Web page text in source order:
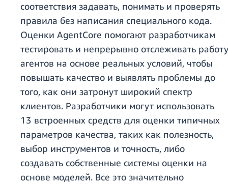
соответствия задавать, понимать и проверять
правила без написания специального кода.
Оценки AgentCore помогают разработчикам
тестировать и непрерывно отслеживать работу
агентов на основе реальных условий, чтобы
повышать качество и выявлять проблемы до
того, как они затронут широкий спектр
клиентов. Разработчики могут использовать
13 встроенных средств для оценки типичных
параметров качества, таких как полезность,
выбор инструментов и точность, либо
создавать собственные системы оценки на
основе моделей. Все это значительно